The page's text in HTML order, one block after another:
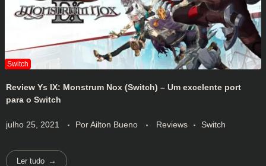
Review Ys IX: Monstrum Nox (Switch) – Um excelente port
para o Switch
julho 25, 2021 PorAilton Bueno Reviews Switch
Ler tudo